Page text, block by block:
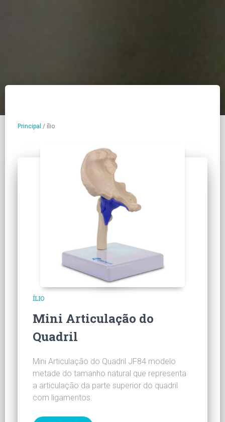
Principal / ílio
ÍLIO
Mini Articulação do
Quadril
Mini Articulação do Quadril JF84 modelo
metade do tamanho natural que representa
a articulação da parte superior do quadril
com ligamentos.